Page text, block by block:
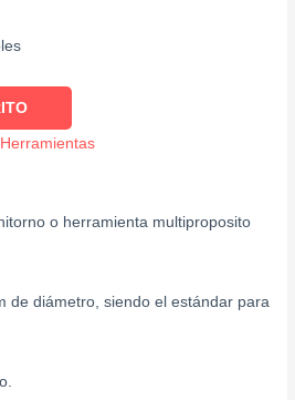
Herramientas
o herramienta multiproposito
de diámetro, siendo el estándar para